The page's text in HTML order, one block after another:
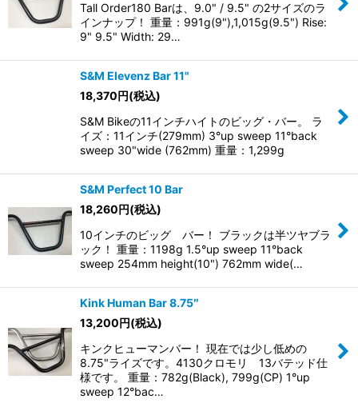
Tall Order180 Barは、9.0" / 9.5" の2サイズのラ
インナップ！ 重量：991g(9"),1,015g(9.5") Rise:
9" 9.5" Width: 29…
S&M Elevenz Bar 11"
18,370円(税込)
S&M Bikeの11インチハイトのビッグ・バー。 ラ
イズ：11インチ(279mm) 3°up sweep 11°back
sweep 30"wide (762mm) 重量：1,299g
S&M Perfect 10 Bar
18,260円(税込)
10インチのビッグ バー！ ブラックは半ツヤブラ
ック！ 重量：1198g 1.5°up sweep 11°back
sweep 254mm height(10") 762mm wide(…
Kink Human Bar 8.75″
13,200円(税込)
キンクヒューマンバー！ 現在では少し低めの
8.75"ライズです。4130クロモリ 13バテッド仕
様です。 重量：782g(Black), 799g(CP) 1°up
sweep 12°bac…